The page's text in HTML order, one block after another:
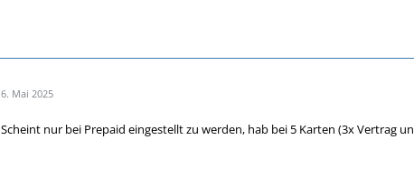
6. Mai 2025
Scheint nur bei Prepaid eingestellt zu werden, hab bei 5 Karten (3x Vertrag